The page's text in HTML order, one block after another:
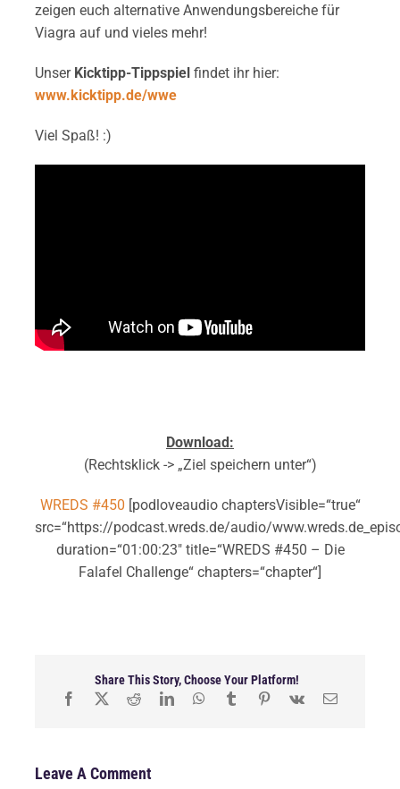
zeigen euch alternative Anwendungsbereiche für
Viagra auf und vieles mehr!
Unser Kicktipp-Tippspielfindet ihr hier:
www.kicktipp.de/wwe
Viel Spaß! :)
Download:
(Rechtsklick -> „Ziel speichern unter“)
WREDS #450 [podloveaudio chaptersVisible=“true“
src=“https://podcast.wreds.de/audio/
duration=“01:00:23″ title=“WREDS #450 – Die
Falafel Challenge“ chapters=“chapter“]
Share This Story, Choose Your Platform!
Leave A Comment